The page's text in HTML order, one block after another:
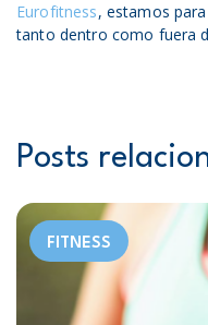
Eurofitness, estamos
tanto dentro como fuera
Posts
FITNESS